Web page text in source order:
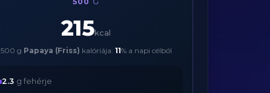
215kcal
500 g Papaya (Friss) kalóriája: 11% a napi célból
2.3 g fehérje